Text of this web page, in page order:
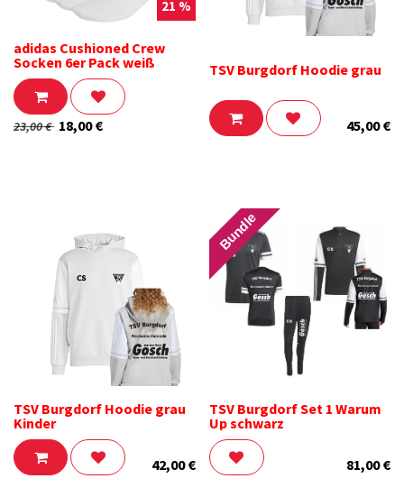
adidas Cushioned Crew
Socken 6er Pack weiß
21 %
23,00€ 18,00€
TSV Burgdorf Hoodie grau
45,00€
TSV Burgdorf Hoodie grau
Kinder
42,00€
TSV Burgdorf Set 1 Warum
Up schwarz
81,00€
Bundle